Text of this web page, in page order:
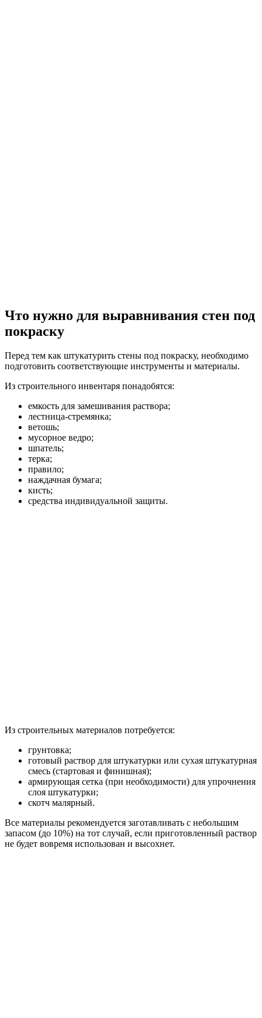
Что нужно для выравнивания стен под
покраску
Перед тем как штукатурить стены под покраску, необходимо
подготовить соответствующие инструменты и материалы.
Из строительного инвентаря понадобятся:
емкость для замешивания раствора;
лестница-стремянка;
ветошь;
мусорное ведро;
шпатель;
терка;
правило;
наждачная бумага;
кисть;
средства индивидуальной защиты.
Из строительных материалов потребуется:
грунтовка;
готовый раствор для штукатурки или сухая штукатурная
смесь (стартовая и финишная);
армирующая сетка (при необходимости) для упрочнения
слоя штукатурки;
скотч малярный.
Все материалы рекомендуется заготавливать с небольшим
запасом (до 10%) на тот случай, если приготовленный раствор
не будет вовремя использован и высохнет.